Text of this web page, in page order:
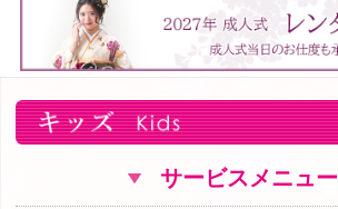
サービスメニュー